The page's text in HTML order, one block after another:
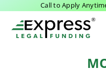
Call to Apply
Volver al
Glosario